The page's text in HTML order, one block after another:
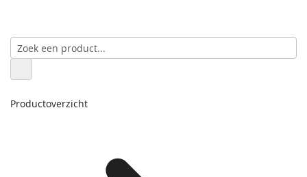
Productoverzicht